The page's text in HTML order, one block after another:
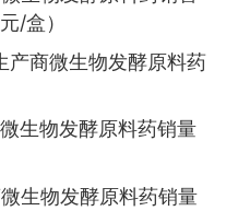
/盒）
商微生物发酵原料药
生物发酵原料药销量
生物发酵原料药销量